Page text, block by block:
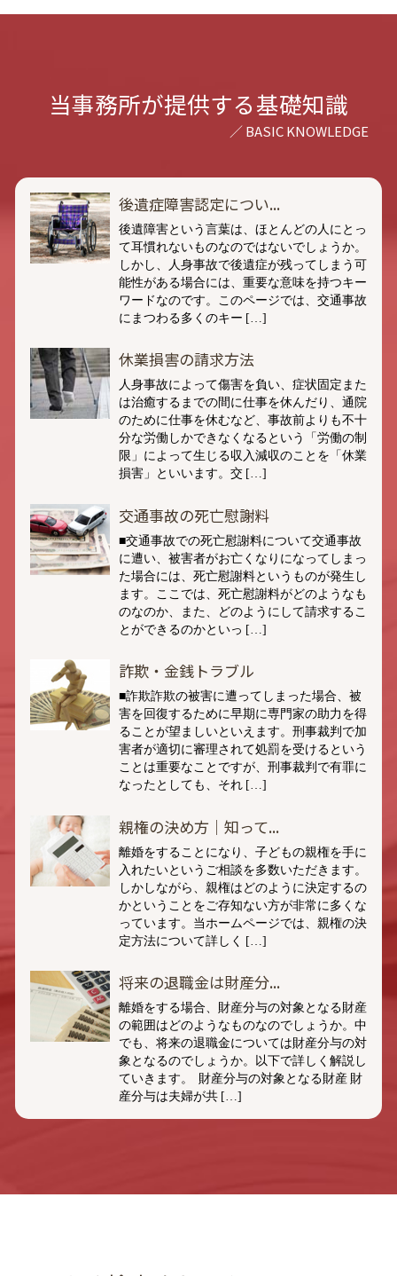
当事務所が提供する基礎知識
後遺症障害認定につい...
後遺障害という言葉は、ほとんどの人にとっ
て耳慣れないものなのではないでしょうか。
しかし、人身事故で後遺症が残ってしまう可
能性がある場合には、重要な意味を持つキー
ワードなのです。このページでは、交通事故
にまつわる多くのキー […]
休業損害の請求方法
人身事故によって傷害を負い、症状固定また
は治癒するまでの間に仕事を休んだり、通院
のために仕事を休むなど、事故前よりも不十
分な労働しかできなくなるという「労働の制
限」によって生じる収入減収のことを「休業
損害」といいます。交 […]
交通事故の死亡慰謝料
■交通事故での死亡慰謝料について交通事故
に遭い、被害者がお亡くなりになってしまっ
た場合には、死亡慰謝料というものが発生し
ます。ここでは、死亡慰謝料がどのようなも
のなのか、また、どのようにして請求するこ
とができるのかといっ […]
詐欺・金銭トラブル
■詐欺詐欺の被害に遭ってしまった場合、被
害を回復するために早期に専門家の助力を得
ることが望ましいといえます。刑事裁判で加
害者が適切に審理されて処罰を受けるという
ことは重要なことですが、刑事裁判で有罪に
なったとしても、それ […]
親権の決め方｜知って...
離婚をすることになり、子どもの親権を手に
入れたいというご相談を多数いただきます。
しかしながら、親権はどのように決定するの
かということをご存知ない方が非常に多くな
っています。当ホームページでは、親権の決
定方法について詳しく […]
将来の退職金は財産分...
離婚をする場合、財産分与の対象となる財産
の範囲はどのようなものなのでしょうか。中
でも、将来の退職金については財産分与の対
象となるのでしょうか。以下で詳しく解説し
ていきます。 財産分与の対象となる財産 財
産分与は夫婦が共 […]